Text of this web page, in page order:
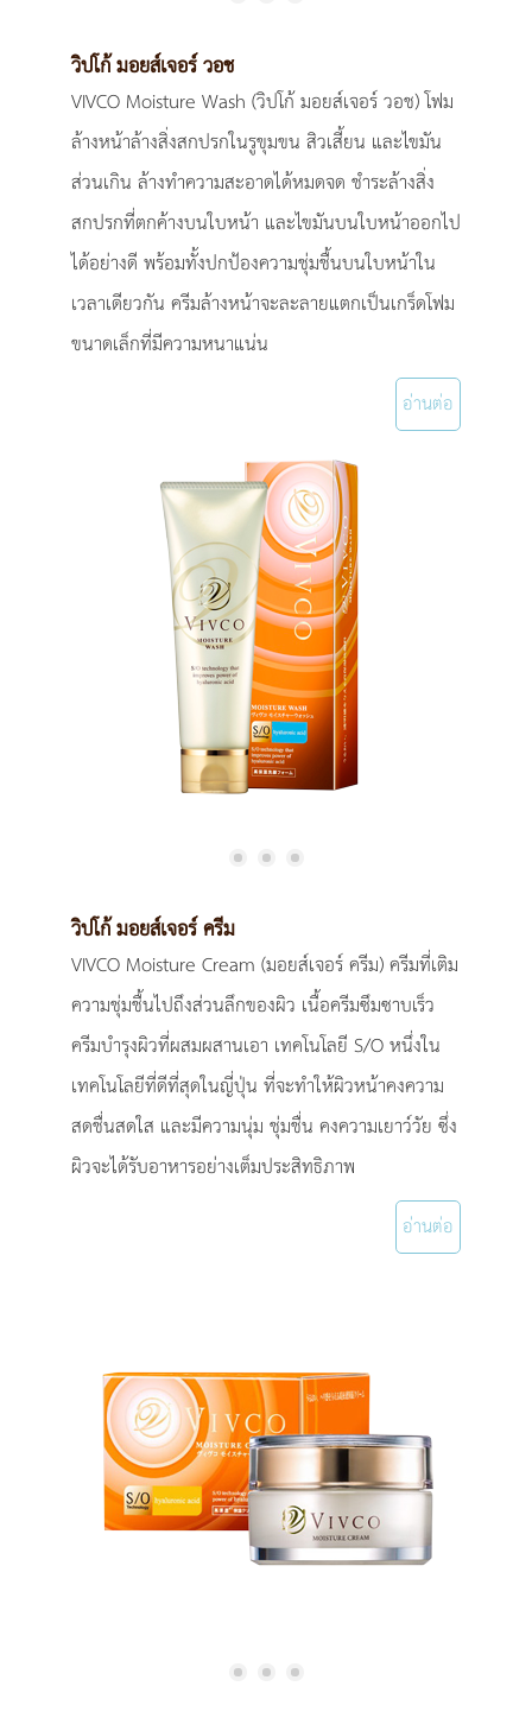
วิปโก้ มอยส์เจอร์ วอช
VIVCO Moisture Wash (วิปโก้ มอยส์เจอร์ วอช) โฟม
ล้างหน้าล้างสิ่งสกปรกในรูขุมขน สิวเสี้ยน และไขมัน
ส่วนเกิน ล้างทำความสะอาดได้หมดจด ชำระล้างสิ่ง
สกปรกที่ตกค้างบนใบหน้า และไขมันบนใบหน้าออกไป
ได้อย่างดี พร้อมทั้งปกป้องความชุ่มชื้นบนใบหน้าใน
เวลาเดียวกัน ครีมล้างหน้าจะละลายแตกเป็นเกร็ดโฟม
ขนาดเล็กที่มีความหนาแน่น
อ่านต่อ
วิปโก้ มอยส์เจอร์ ครีม
VIVCO Moisture Cream (มอยส์เจอร์ ครีม) ครีมที่เติม
ความชุ่มชื้นไปถึงส่วนลึกของผิว เนื้อครีมซึมซาบเร็ว
ครีมบำรุงผิวที่ผสมผสานเอา เทคโนโลยี S/O หนึ่งใน
เทคโนโลยีที่ดีที่สุดในญี่ปุ่น ที่จะทำให้ผิวหน้าคงความ
สดชื่นสดใส และมีความนุ่ม ชุ่มชื่น คงความเยาว์วัย ซึ่ง
ผิวจะได้รับอาหารอย่างเต็มประสิทธิภาพ
อ่านต่อ